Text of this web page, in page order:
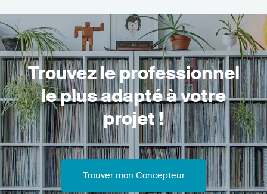
Trouvez le professionnel
le plus adapté à votre
projet !
Trouver mon Concepteur